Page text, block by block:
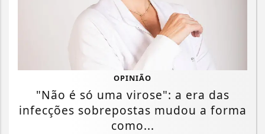
OPINIÃO
"Não é só uma virose": a era das
infecções sobrepostas mudou a forma
como...